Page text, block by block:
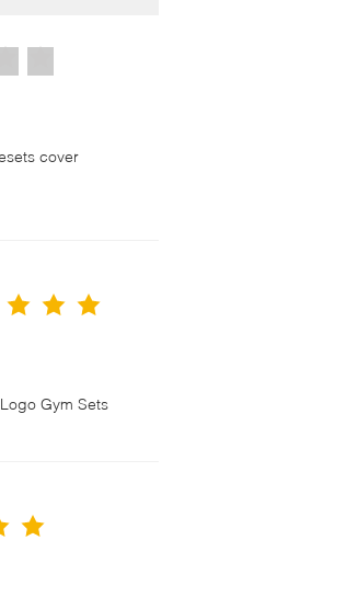
cover
Gym Sets